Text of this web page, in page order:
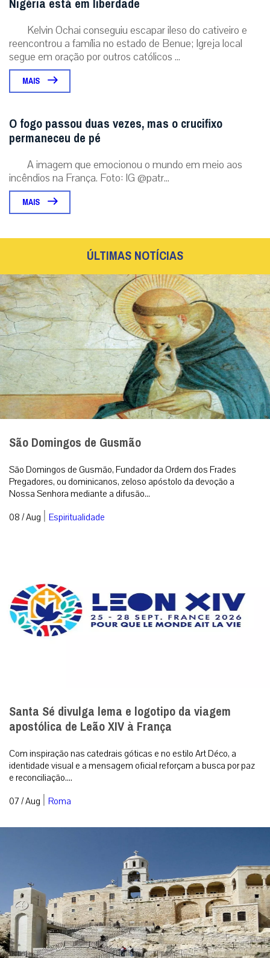
Kelvin Ochai conseguiu escapar ileso do cativeiro e
reencontrou a família no estado de Benue; Igreja local
segue em oração por outros católicos ...
MAIS
O fogo passou duas vezes, mas o crucifixo
permaneceu de pé
A imagem que emocionou o mundo em meio aos
incêndios na França. Foto: IG @patr...
MAIS
ÚLTIMAS NOTÍCIAS
São Domingos de Gusmão
São Domingos de Gusmão, Fundador da Ordem dos Frades
Pregadores, ou dominicanos, zeloso apóstolo da devoção a
Nossa Senhora mediante a difusão...
08 / Aug | Espiritualidade
Santa Sé divulga lema e logotipo da viagem
apostólica de Leão XIV à França
Com inspiração nas catedrais góticas e no estilo Art Déco, a
identidade visual e a mensagem oficial reforçam a busca por paz
e reconciliação....
07 / Aug | Roma